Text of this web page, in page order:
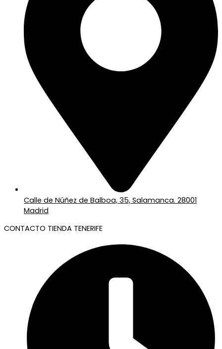
Calle de Núñez de Balboa, 35, Salamanca. 28001
Madrid
CONTACTO TIENDA TENERIFE